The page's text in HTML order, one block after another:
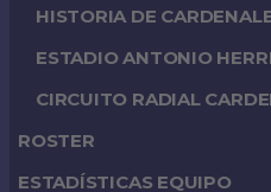
HISTORIA DE
ESTADIO ANTONIO
CIRCUITO RADIAL
ROSTER
ESTADÍSTICAS EQUIPO